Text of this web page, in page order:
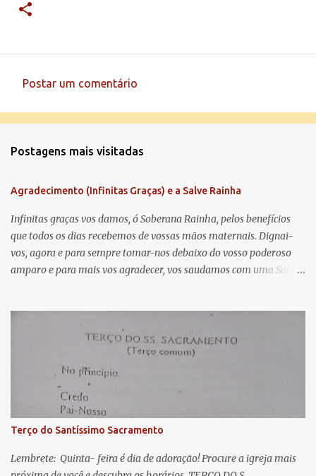
e
t
á
r
i
o
Postar um comentário
Postagens mais visitadas
Agradecimento (Infinitas Graças) e a Salve Rainha
Infinitas graças vos damos, ó Soberana Rainha, pelos benefícios
que todos os dias recebemos de vossas mãos maternais. Dignai-
vos, agora e para sempre tomar-nos debaixo do vosso poderoso
amparo e para mais vos agradecer, vos saudamos com uma Salve
lágrimas. Eia, pois, Advogada nossa, estes vossos olhos
misericordiosos a nós volvei, e depois deste desterro, mostrai-nos
Jesus. Bendito é o fruto do vosso ventre, ó clemente, ó piedosa, ó
doce e sempre Virgem Maria. Rogai por nós Santa Mãe de Deus.
Para que sejamos dignos das promessas de Cristo. Amém.
Terço do Santíssimo Sacramento
Lembrete: Quinta- feira é dia de adoração! Procure a igreja mais